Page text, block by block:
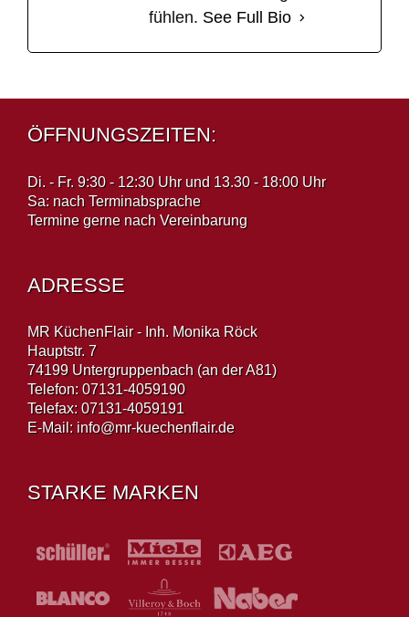
fühlen. See Full Bio
ÖFFNUNGSZEITEN:
Di. - Fr. 9:30 - 12:30 Uhr und 13.30 - 18:00 Uhr
Sa: nach Terminabsprache
Termine gerne nach Vereinbarung
ADRESSE
MR KüchenFlair - Inh. Monika Röck
Hauptstr. 7
74199 Untergruppenbach (an der A81)
Telefon: 07131-4059190
Telefax: 07131-4059191
E-Mail: info@mr-kuechenflair.de
STARKE MARKEN